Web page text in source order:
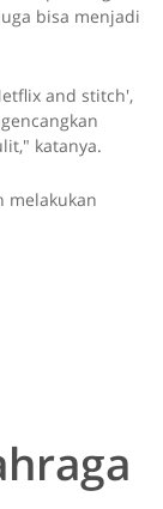
bisa menjadi
and stitch',
katanya.
melakukan